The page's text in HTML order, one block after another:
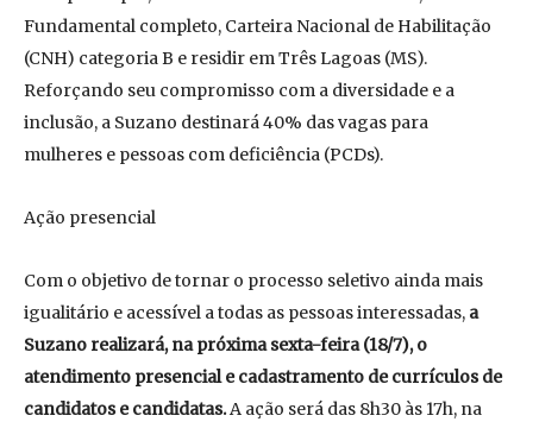
Fundamental completo, Carteira Nacional de Habilitação
(CNH) categoria B e residir em Três Lagoas (MS).
Reforçando seu compromisso com a diversidade e a
inclusão, a Suzano destinará 40% das vagas para
mulheres e pessoas com deficiência (PCDs).
Ação presencial
Com o objetivo de tornar o processo seletivo ainda mais
igualitário e acessível a todas as pessoas interessadas, a
Suzano realizará, na próxima sexta-feira (18/7), o
atendimento presencial e cadastramento de currículos de
candidatos e candidatas.A ação será das 8h30 às 17h, na